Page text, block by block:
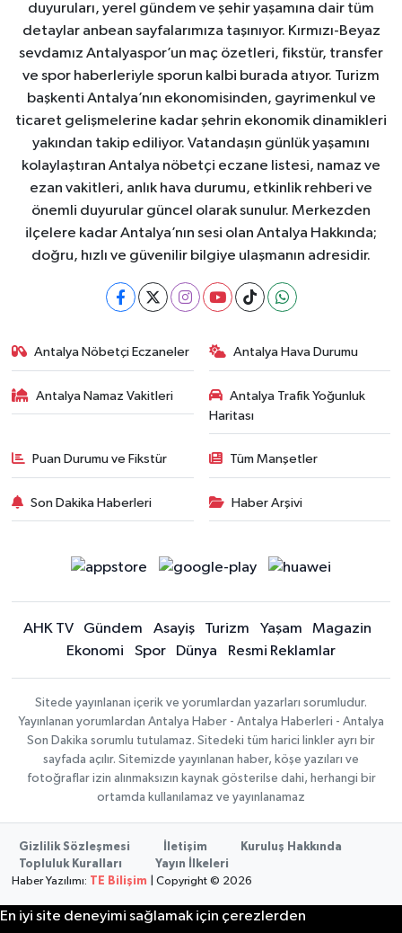
duyuruları, yerel gündem ve şehir yaşamına dair tüm
detaylar anbean sayfalarımıza taşınıyor. Kırmızı-Beyaz
sevdamız Antalyaspor’un maç özetleri, fikstür, transfer
ve spor haberleriyle sporun kalbi burada atıyor. Turizm
başkenti Antalya’nın ekonomisinden, gayrimenkul ve
ticaret gelişmelerine kadar şehrin ekonomik dinamikleri
yakından takip ediliyor. Vatandaşın günlük yaşamını
kolaylaştıran Antalya nöbetçi eczane listesi, namaz ve
ezan vakitleri, anlık hava durumu, etkinlik rehberi ve
önemli duyurular güncel olarak sunulur. Merkezden
ilçelere kadar Antalya’nın sesi olan Antalya Hakkında;
doğru, hızlı ve güvenilir bilgiye ulaşmanın adresidir.
Antalya Nöbetçi Eczaneler Antalya Hava Durumu
Antalya Namaz Vakitleri
Antalya Trafik Yoğunluk
Haritası
Puan Durumu ve Fikstür Tüm Manşetler
Son Dakika Haberleri Haber Arşivi
AHK TV Gündem Asayiş Turizm Yaşam
Magazin
Ekonomi
Spor Dünya Resmi Reklamlar
Sitede yayınlanan içerik ve yorumlardan yazarları sorumludur.
Yayınlanan yorumlardan Antalya Haber - Antalya Haberleri - Antalya
Son Dakika sorumlu tutulamaz. Sitedeki tüm harici linkler ayrı bir
sayfada açılır. Sitemizde yayınlanan haber, köşe yazıları ve
fotoğraflar izin alınmaksızın kaynak gösterilse dahi, herhangi bir
ortamda kullanılamaz ve yayınlanamaz
Gizlilik Sözleşmesi İletişim
Kuruluş Hakkında
Topluluk Kuralları
Yayın İlkeleri
Haber Yazılımı:
TE Bilişim | Copyright © 2026
En iyi site deneyimi sağlamak için çerezlerden